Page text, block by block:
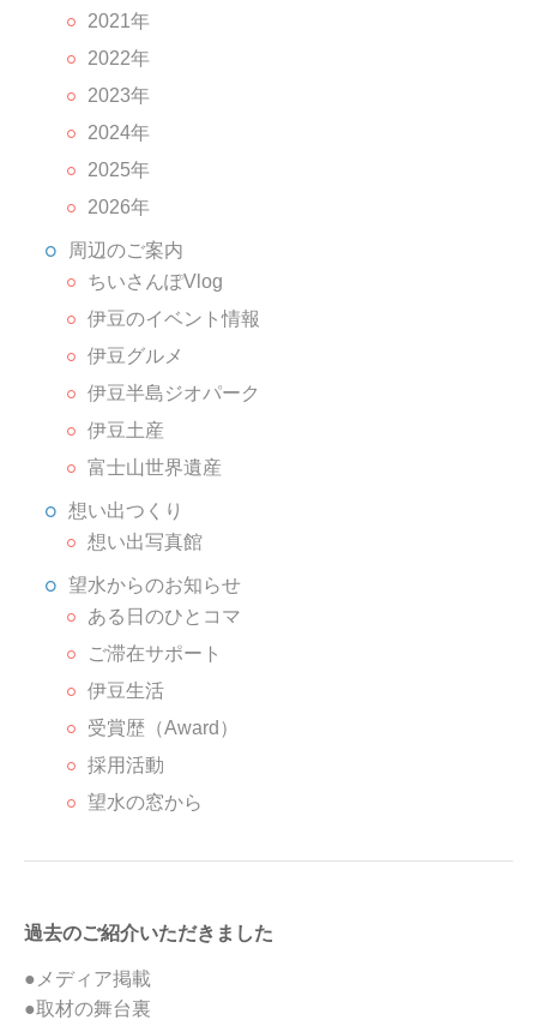
2021年
2022年
2023年
2024年
2025年
2026年
周辺のご案内
ちいさんぽVlog
伊豆のイベント情報
伊豆グルメ
伊豆半島ジオパーク
伊豆土産
富士山世界遺産
想い出つくり
想い出写真館
望水からのお知らせ
ある日のひとコマ
ご滞在サポート
伊豆生活
受賞歴（Award）
採用活動
望水の窓から
過去のご紹介いただきました
●メディア掲載
●取材の舞台裏